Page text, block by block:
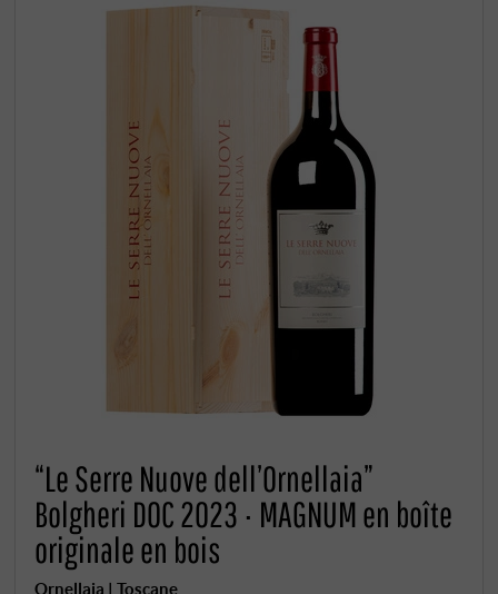
“Le Serre Nuove dell’Ornellaia”
Bolgheri DOC 2023 · MAGNUM en boîte
originale en bois
Ornellaia | Toscane